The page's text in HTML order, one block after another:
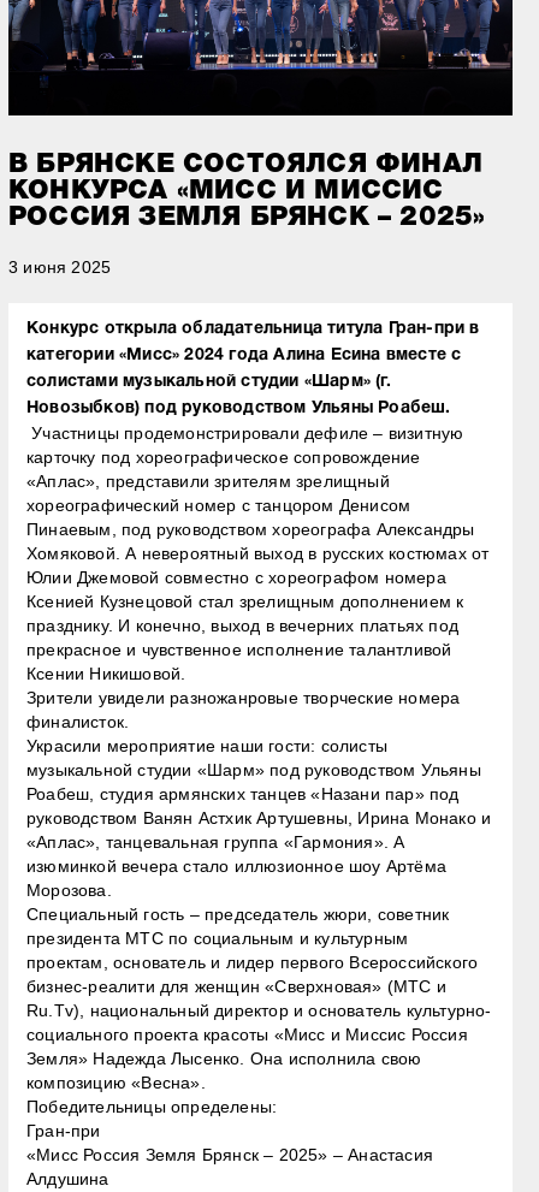
В БРЯНСКЕ СОСТОЯЛСЯ ФИНАЛ
КОНКУРСА «МИСС И МИССИС
РОССИЯ ЗЕМЛЯ БРЯНСК – 2025»
3 июня 2025
Конкурс открыла обладательница титула Гран-при в
категории «Мисс» 2024 года Алина Есина вместе с
солистами музыкальной студии «Шарм» (г.
Новозыбков) под руководством Ульяны Роабеш.
Участницы продемонстрировали дефиле – визитную
карточку под хореографическое сопровождение
«Аплас», представили зрителям зрелищный
хореографический номер с танцором Денисом
Пинаевым, под руководством хореографа Александры
Хомяковой. А невероятный выход в русских костюмах от
Юлии Джемовой совместно с хореографом номера
Ксенией Кузнецовой стал зрелищным дополнением к
празднику. И конечно, выход в вечерних платьях под
прекрасное и чувственное исполнение талантливой
Ксении Никишовой.
Зрители увидели разножанровые творческие номера
финалисток.
Украсили мероприятие наши гости: солисты
музыкальной студии «Шарм» под руководством Ульяны
Роабеш, студия армянских танцев «Назани пар» под
руководством Ванян Астхик Артушевны, Ирина Монако и
«Аплас», танцевальная группа «Гармония». А
изюминкой вечера стало иллюзионное шоу Артёма
Морозова.
Специальный гость – председатель жюри, советник
президента МТС по социальным и культурным
проектам, основатель и лидер первого Всероссийского
бизнес-реалити для женщин «Сверхновая» (МТС и
Ru.Tv), национальный директор и основатель культурно-
социального проекта красоты «Мисс и Миссис Россия
Земля» Надежда Лысенко. Она исполнила свою
композицию «Весна».
Победительницы определены:
Гран-при
«Мисс Россия Земля Брянск – 2025» – Анастасия
Алдушина